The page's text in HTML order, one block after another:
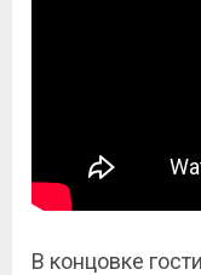
В концовке